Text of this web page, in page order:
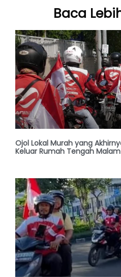
Baca
Ojol Lokal Murah yang
Keluar Rumah Tengah Malam